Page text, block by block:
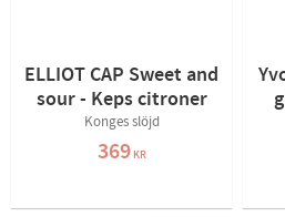
ELLIOT CAP Sweet and
sour - Keps citroner
Konges slöjd
369KR